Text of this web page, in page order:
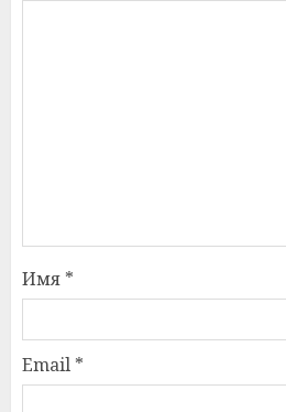
Имя *
Email *